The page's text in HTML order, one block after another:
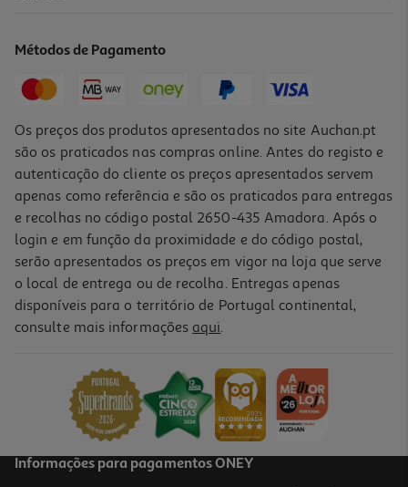
Espumante Raposeira Super Reserva Bruto 0.75l
13,79 €
Métodos de Pagamento
Os preços dos produtos apresentados no site Auchan.pt
são os praticados nas compras online. Antes do registo e
autenticação do cliente os preços apresentados servem
apenas como referência e são os praticados para entregas
e recolhas no código postal 2650-435 Amadora. Após o
login e em função da proximidade e do código postal,
serão apresentados os preços em vigor na loja que serve
o local de entrega ou de recolha. Entregas apenas
disponíveis para o território de Portugal continental,
consulte mais informações aqui.
Informações para pagamentos ONEY